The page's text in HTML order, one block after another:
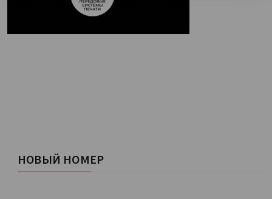
НОВЫЙ НОМЕР